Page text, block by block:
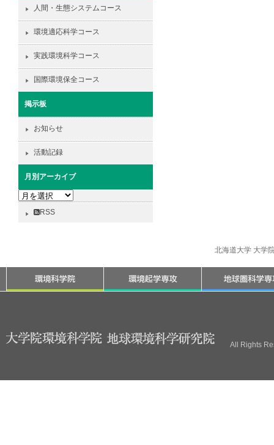
人間・生態システムコース
環境適応科学コース
実践環境科学コース
国際環境保全コース
掲示板
お知らせ
活動記録
月別アーカイブ
月
RSS
北海道大学 大学
All Rights